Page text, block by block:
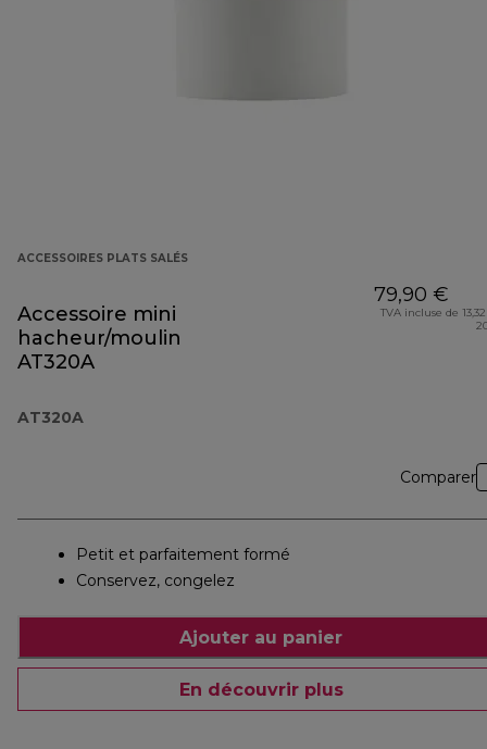
ACCESSOIRES PLATS SALÉS
Accessoire mini
hacheur/moulin
AT320A
AT320A
79,90 €
TVA incluse de
Comparer
Petit et parfaitement formé
Conservez, congelez
Ajouter au panier
En découvrir plus